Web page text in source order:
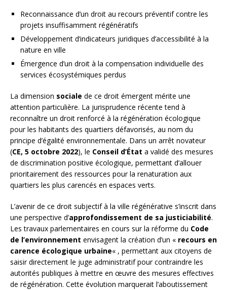
Reconnaissance d’un droit au recours préventif contre les
projets insuffisamment régénératifs
Développement d’indicateurs juridiques d’accessibilité à la
nature en ville
Émergence d’un droit à la compensation individuelle des
services écosystémiques perdus
La dimension sociale de ce droit émergent mérite une
attention particulière. La jurisprudence récente tend à
reconnaître un droit renforcé à la régénération écologique
pour les habitants des quartiers défavorisés, au nom du
principe d’égalité environnementale. Dans un arrêt novateur
(CE, 5 octobre 2022), le Conseil d’État a validé des mesures
de discrimination positive écologique, permettant d’allouer
prioritairement des ressources pour la renaturation aux
quartiers les plus carencés en espaces verts.
L’avenir de ce droit subjectif à la ville régénérative s’inscrit dans
une perspective d’approfondissement de sa justiciabilité.
Les travaux parlementaires en cours sur la réforme du Code
de l’environnement envisagent la création d’un « recours en
carence écologique urbaine« , permettant aux citoyens de
saisir directement le juge administratif pour contraindre les
autorités publiques à mettre en œuvre des mesures effectives
de régénération. Cette évolution marquerait l’aboutissement